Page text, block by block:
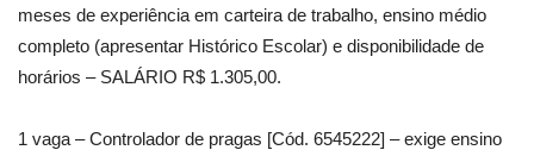
meses de experiência em carteira de trabalho, ensino médio
completo (apresentar Histórico Escolar) e disponibilidade de
horários – SALÁRIO R$ 1.305,00.
1 vaga – Controlador de pragas [Cód. 6545222] – exige ensino